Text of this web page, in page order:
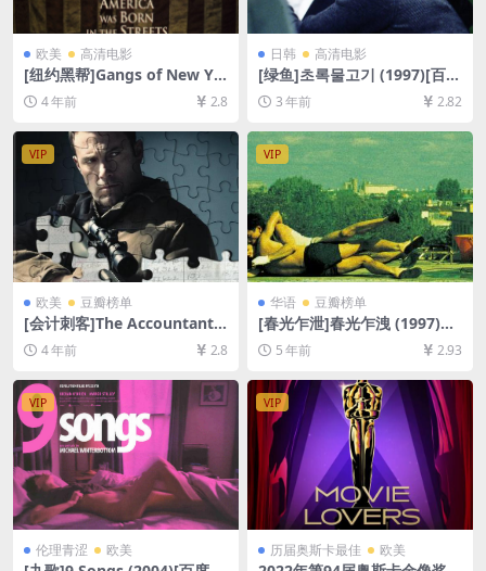
欧美 高清电影
[纽约黑帮]Gangs of New Yo
rk (2002)[百度网盘+迅雷云盘
资源1080P超清未删减][MP4/
10GB][中英字幕]
4 年前 2.8
日韩 高清电影
[绿鱼]초록물고기 (1997)[百度
网盘+夸克网盘1080P超清未
删减资源][网盘在线播放/下
载][MP4/4.2GB][中文字幕]
3 年前 2.82
VIP
欧美 豆瓣榜单
[会计刺客]The Accountant
(2016)[百度网盘+迅雷云盘资
源1080P超清未删减][MP4/8.
4 年前 2.8
VIP
华语 豆瓣榜单
[春光乍泄]春光乍洩 (1997)数
码修复版[百度网盘+迅雷云盘
资源1080P超清未删减][MP4/
5 年前 2.93
VIP
伦理青涩 欧美
VIP
历届奥斯卡最佳 欧美